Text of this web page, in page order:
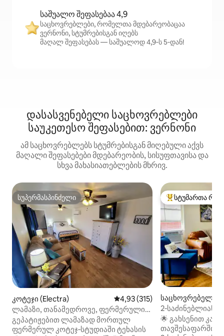
საშუალო შეფასებაა 4,9
საცხოვრებლები, რომელთა მდებარეობაცაა
ვერნონი, სტუმრებისგან იღებს
მაღალ შეფასებას — საშუალოდ 4,9‑ს 5‑დან!
დასასვენებელი საცხოვრებლები
საუკეთესო შეფასებით: ვერნონი
ამ საცხოვრებლებს სტუმრებისგან მიღებული აქვს
მაღალი შეფასებები მდებარეობის, სისუფთავისა და
სხვა მახასიათებლების მხრივ.
სუპერმასპინძელი
სუპერმასპინძელი
კოტეჯი (Electra) საშუალო შეფასებაა 5‑დან
4,93 (315)
ლამაზი, თანამედროვე, ფერმერული
სტუდიოს ტიპის კოტეჯი
გეპატიჟებით ლამაზად მორთულ
ფერმერულ კოტეჯ‑სტუდიაში ტეხასის
სტუმართა
სტუმართა
საცხოვრებელი
2‑საძინებლიანი
Oklaunion და
🌟 გახსენით
თავშესაფარში!